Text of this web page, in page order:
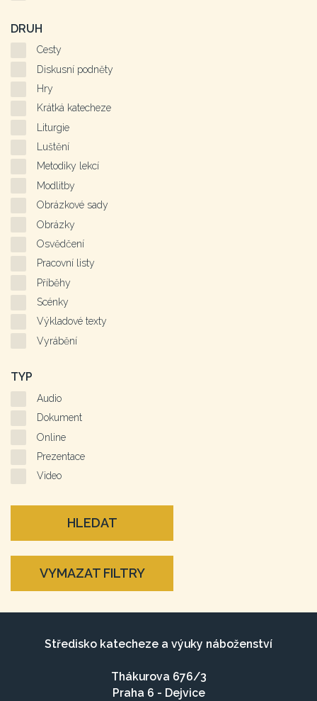
DRUH
Cesty
Diskusní podněty
Hry
Krátká katecheze
Liturgie
Luštění
Metodiky lekcí
Modlitby
Obrázkové sady
Obrázky
Osvědčení
Pracovní listy
Příběhy
Scénky
Výkladové texty
Vyrábění
TYP
Audio
Dokument
Online
Prezentace
Video
HLEDAT
VYMAZAT FILTRY
Středisko katecheze a výuky náboženství
Thákurova 676/3
Praha 6 - Dejvice